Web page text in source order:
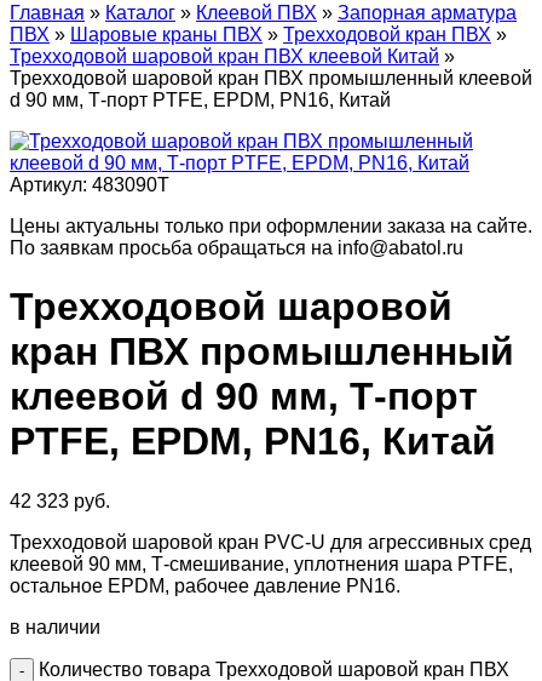
Главная » Каталог » Клеевой ПВХ » Запорная арматура
ПВХ » Шаровые краны ПВХ » Трехходовой кран ПВХ »
Трехходовой шаровой кран ПВХ клеевой Китай »
Трехходовой шаровой кран ПВХ промышленный клеевой
d 90 мм, Т-порт PTFE, EPDM, PN16, Китай
Артикул: 483090T
Цены актуальны только при оформлении заказа на сайте.
По заявкам просьба обращаться на info@abatol.ru
Трехходовой шаровой
кран ПВХ промышленный
клеевой d 90 мм, Т-порт
PTFE, EPDM, PN16, Китай
42 323 руб.
Трехходовой шаровой кран PVC-U для агрессивных сред
клеевой 90 мм, Т-смешивание, уплотнения шара PTFE,
остальное EPDM, рабочее давление PN16.
в наличии
Количество товара Трехходовой шаровой кран ПВХ